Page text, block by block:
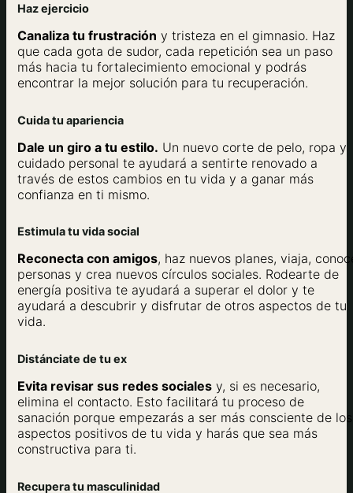
Haz ejercicio
Canaliza tu frustración y tristeza en el gimnasio. Haz
que cada gota de sudor, cada repetición sea un paso
más hacia tu fortalecimiento emocional y podrás
encontrar la mejor solución para tu recuperación.
Cuida tu apariencia
Dale un giro a tu estilo. Un nuevo corte de pelo, ropa y
cuidado personal te ayudará a sentirte renovado a
través de estos cambios en tu vida y a ganar más
confianza en ti mismo.
Estimula tu vida social
Reconecta con amigos, haz nuevos planes, viaja,
personas y crea nuevos círculos sociales. Rodearte de
energía positiva te ayudará a superar el dolor y te
ayudará a descubrir y disfrutar de otros aspectos de tu
vida.
Distánciate de tu ex
Evita revisar sus redes sociales y, si es necesario,
elimina el contacto. Esto facilitará tu proceso de
sanación porque empezarás a ser más consciente de los
aspectos positivos de tu vida y harás que sea más
constructiva para ti.
Recupera tu masculinidad